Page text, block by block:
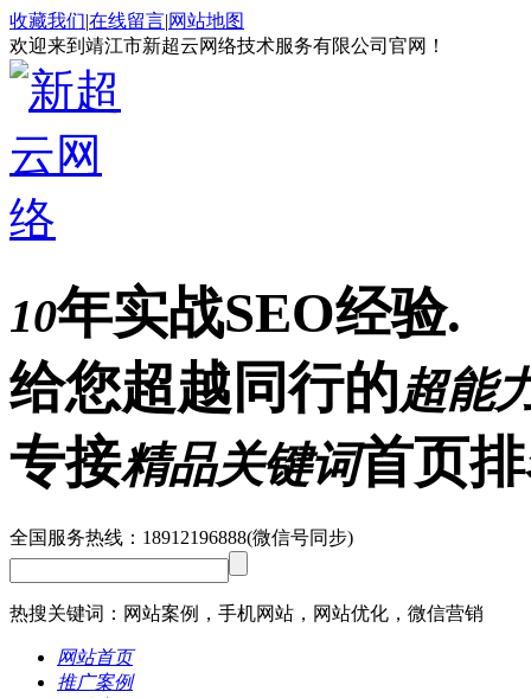
收藏我们|在线留言|网站地图
欢迎来到靖江市新超云网络技术服务有限公司官网！
10年实战SEO经验.
给您超越同行的超能
专接精品关键词首页
全国服务热线： 18912196888(微信号同步)
热搜关键词：网站案例，手机网站，网站优化，微信营销
网站首页
推广案例